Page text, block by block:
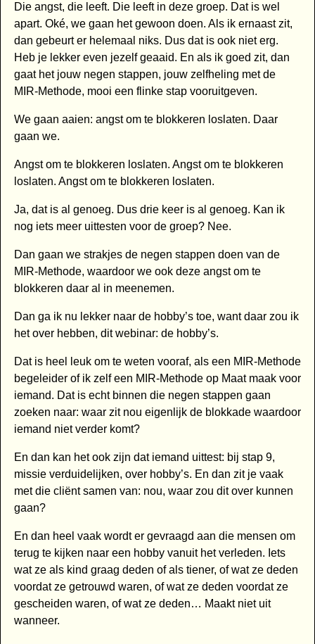
Die angst, die leeft. Die leeft in deze groep. Dat is wel
apart. Oké, we gaan het gewoon doen. Als ik ernaast zit,
dan gebeurt er helemaal niks. Dus dat is ook niet erg.
Heb je lekker even jezelf geaaid. En als ik goed zit, dan
gaat het jouw negen stappen, jouw zelfheling met de
MIR-Methode, mooi een flinke stap vooruitgeven.
We gaan aaien: angst om te blokkeren loslaten. Daar
gaan we.
Angst om te blokkeren loslaten. Angst om te blokkeren
loslaten. Angst om te blokkeren loslaten.
Ja, dat is al genoeg. Dus drie keer is al genoeg. Kan ik
nog iets meer uittesten voor de groep? Nee.
Dan gaan we strakjes de negen stappen doen van de
MIR-Methode, waardoor we ook deze angst om te
blokkeren daar al in meenemen.
Dan ga ik nu lekker naar de hobby’s toe, want daar zou ik
het over hebben, dit webinar: de hobby’s.
Dat is heel leuk om te weten vooraf, als een MIR-Methode
begeleider of ik zelf een MIR-Methode op Maat maak voor
iemand. Dat is echt binnen die negen stappen gaan
zoeken naar: waar zit nou eigenlijk de blokkade waardoor
iemand niet verder komt?
En dan kan het ook zijn dat iemand uittest: bij stap 9,
missie verduidelijken, over hobby’s. En dan zit je vaak
met die cliënt samen van: nou, waar zou dit over kunnen
gaan?
En dan heel vaak wordt er gevraagd aan die mensen om
terug te kijken naar een hobby vanuit het verleden. Iets
wat ze als kind graag deden of als tiener, of wat ze deden
voordat ze getrouwd waren, of wat ze deden voordat ze
gescheiden waren, of wat ze deden… Maakt niet uit
wanneer.